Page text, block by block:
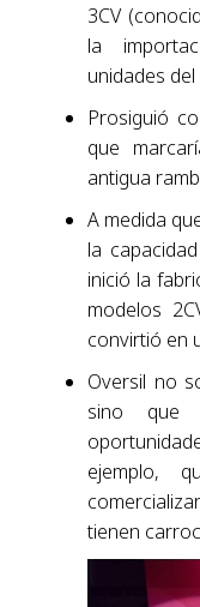
3CV
la
unidades
Prosiguió
que
antigua
A medida
la
inició la
modelos
convirtió en
Oversil no
sino que
ejemplo,
tienen